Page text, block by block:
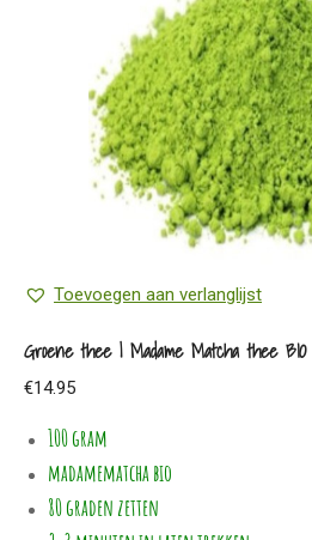
optie
kan
gekozen
worden
op
de
productpagina
Toevoegen aan verlanglijst
Groene thee | Madame Matcha thee BIO
€14.95
100 gram
madamematcha bio
80 graden zetten